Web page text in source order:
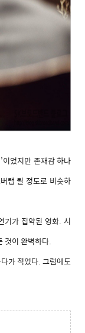
었지만 존재감 하나
랩 될 정도로 비슷하
가 집약된 영화. 시
것이 완벽하다.
가 적었다. 그럼에도